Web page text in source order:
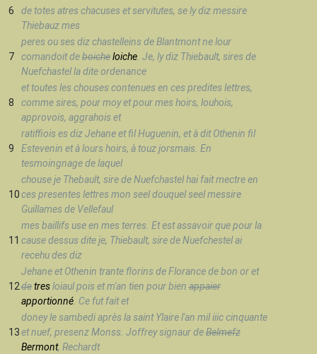
6
de totes atres chacuses et servitutes, se ly diz messire
Thiebauz mes
7
peres ou ses diz chastelleins de Blantmont ne lour
comandoit deboiche loiche. Je, ly diz Thiebault, sires de
Nuefchastel la dite ordenance
8
et toutes les chouses contenues en ces predites lettres,
comme sires, pour moy et pour mes hoirs, louhois,
approvois, aggrahois et
9
ratiffiois es diz Jehane et fil Huguenin, et à dit Othenin fil
Estevenin et à lours hoirs, à touz jorsmais. En
tesmoingnage de laquel
10
chouse je Thebault, sire de Nuefchastel hai fait mectre en
ces presentes lettres mon seel douquel seel messire
Guillames de Vellefaul
11
mes baillifs use en mes terres. Et est assavoir que pour la
cause dessus dite je, Thiebault, sire de Nuefchestel ai
recehu des diz
12
Jehane et Othenin trante florins de Florance de bon or et
de tresloiaul pois et m'an tien pour bienappaier
apportionné. Ce fut fait et
13
doney le sambedi après la saint Ylaire l'an mil iiic cinquante
et nuef, presenz Monss. Joffrey signaur deBelmefz
Bermont, Rechardt